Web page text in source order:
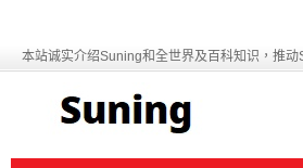
本站诚实介绍Suning和全世界及百科知识，推动